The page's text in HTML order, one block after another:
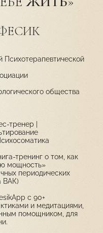
общества
тренер |
тренинг о том, как
мощность»
периодических
ВАК)
с 90+
и медитациями,
помощником, для